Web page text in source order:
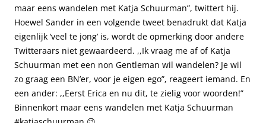
maar eens wandelen met Katja Schuurman”, twittert hij.
Hoewel Sander in een volgende tweet benadrukt dat Katja
eigenlijk ‘veel te jong’ is, wordt de opmerking door andere
Twitteraars niet gewaardeerd. ,,Ik vraag me af of Katja
Schuurman met een non Gentleman wil wandelen? Je wil
zo graag een BN’er, voor je eigen ego”, reageert iemand. En
een ander: ,,Eerst Erica en nu dit, te zielig voor woorden!”
Binnenkort maar eens wandelen met Katja Schuurman